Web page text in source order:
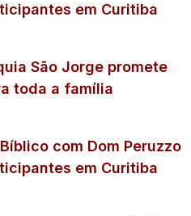
em Curitiba
São Jorge promete
toda a família
com Dom Peruzzo
em Curitiba